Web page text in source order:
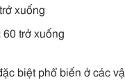
xuống
60 trở xuống
biệt phổ biến ở các